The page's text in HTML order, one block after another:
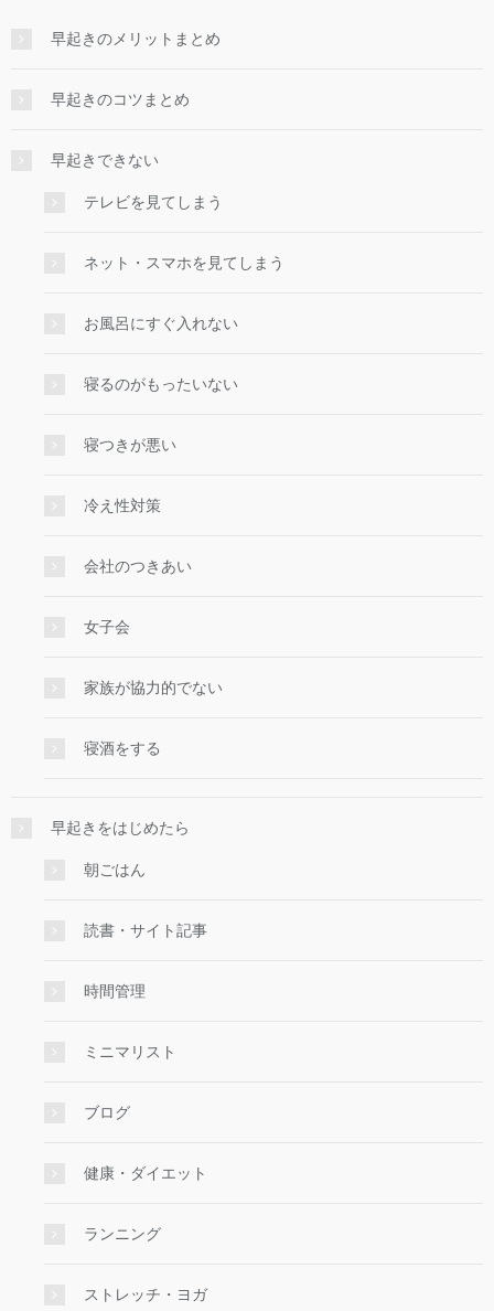
早起きのメリットまとめ
早起きのコツまとめ
早起きできない
テレビを見てしまう
ネット・スマホを見てしまう
お風呂にすぐ入れない
寝るのがもったいない
寝つきが悪い
冷え性対策
会社のつきあい
女子会
家族が協力的でない
寝酒をする
早起きをはじめたら
朝ごはん
読書・サイト記事
時間管理
ミニマリスト
ブログ
健康・ダイエット
ランニング
ストレッチ・ヨガ